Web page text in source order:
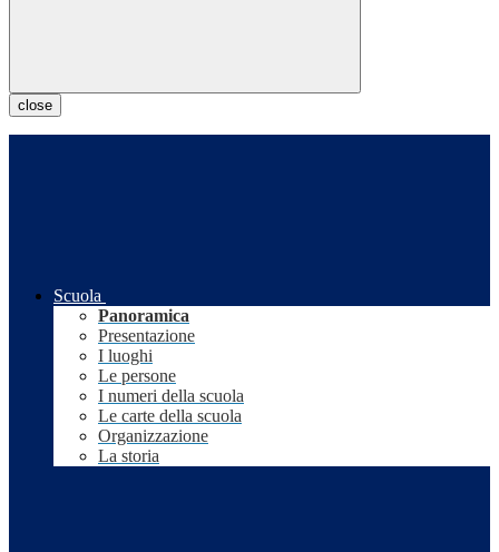
close
Scuola
Panoramica
Presentazione
I luoghi
Le persone
I numeri della scuola
Le carte della scuola
Organizzazione
La storia